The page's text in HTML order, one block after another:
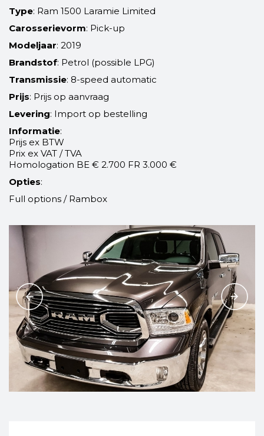
Type: Ram 1500 Laramie Limited
Carosserievorm: Pick-up
Modeljaar: 2019
Brandstof: Petrol (possible LPG)
Transmissie: 8-speed automatic
Prijs: Prijs op aanvraag
Levering: Import op bestelling
Informatie:
Prijs ex BTW
Prix ex VAT / TVA
Homologation BE € 2.700 FR 3.000 €
Opties:
Full options / Rambox